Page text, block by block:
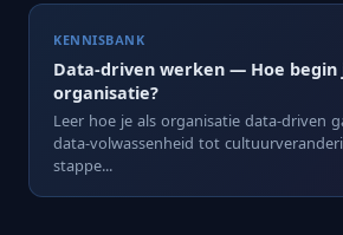
KENNISBANK
Data-driven werken — Hoe begin
organisatie?
Leer hoe je als organisatie data-driven
data-volwassenheid tot
stappe...